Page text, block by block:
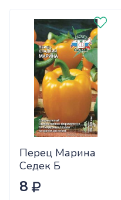
Перец Марина
Седек Б
8